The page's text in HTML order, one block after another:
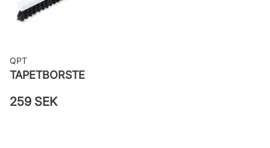
Leverantörens artikelnummer:
QPT
TAPETBORSTE
259 SEK